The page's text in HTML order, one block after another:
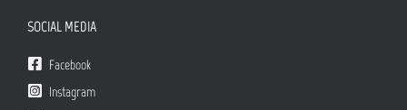
SOCIAL MEDIA
Facebook
Instagram